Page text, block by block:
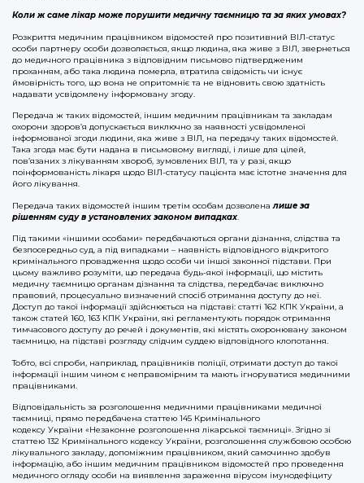
Коли ж саме лікар може порушити медичну таємницю та за яких умовах?
Розкриття медичним працівником відомостей про позитивний ВІЛ-статус
особи партнеру особи дозволяється, якщо людина, яка живе з ВІЛ, звернеться
до медичного працівника з відповідним письмово підтвердженим
проханням, або така людина померла, втратила свідомість чи існує
ймовірність того, що вона не опритомніє та не відновить свою здатність
надавати усвідомлену інформовану згоду.
Передача ж таких відомостей, іншим медичним працівникам та закладам
охорони здоров’я допускається виключно за наявності усвідомленої
інформованої згоди людини, яка живе з ВІЛ, на передачу таких відомостей.
Така згода має бути надана в письмовому вигляді, і лише для цілей,
пов’язаних з лікуванням хвороб, зумовлених ВІЛ, та у разі, якщо
поінформованість лікаря щодо ВІЛ-статусу пацієнта має істотне значення для
його лікування.
Передача таких відомостей іншим третім особам дозволеналише за
рішенням суду в установлених законом випадках.
Під такими «іншими особами» передбачаються органи дізнання, слідства та
безпосередньо суд, а під випадками – наявність відповідного відкритого
кримінального провадження щодо особи чи іншої законної підстави. При
цьому важливо розуміти, що передача будь-якої інформації, що містить
медичну таємницю органам дізнання та слідства, передбачає виключно
правовий, процесуально визначений спосіб отримання доступу до неї.
Доступ до такої інформації здійснюється на підставі: статті 162 КПК України, а
також статей 160, 163 КПК України, які регламентують порядок отримання
тимчасового доступу до речей і документів, які містять охоронювану законом
таємницю, на підставі розгляду слідчим суддею відповідного клопотання.
Тобто, всі спроби, наприклад, працівників поліції, отримати доступ до такої
інформації іншим чином є неправомірним та мають ігноруватися медичними
працівниками.
Відповідальність за розголошення медичними працівниками медичної
таємниці, прямо передбачена статтею 145 Кримінального
кодексу України «Незаконне розголошення лікарської таємниці». Згідно зі
статтею 132 Кримінального кодексу України, розголошення службовою особою
лікувального закладу, допоміжним працівником, який самочинно здобув
інформацію, або іншим медичним працівником відомостей про проведення
медичного огляду особи на виявлення зараження вірусом імунодефіциту